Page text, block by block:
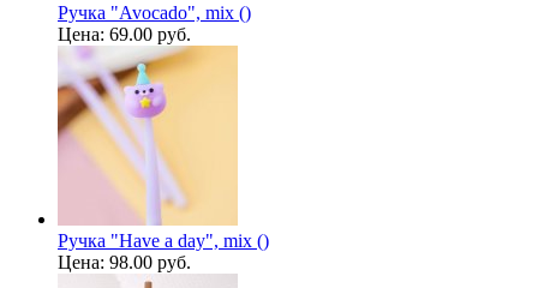
Ручка "Avocado", mix ()
Цена: 69.00 руб.
Ручка "Have a day", mix ()
Цена: 98.00 руб.